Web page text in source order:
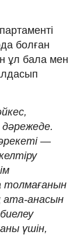
болған
ұл бала мен
дәрежеде.
—
толмағанын
ата-анасын
үшін,